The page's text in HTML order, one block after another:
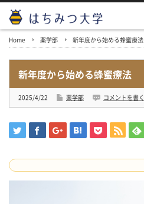
Home 薬学部 新年度から始める蜂蜜療法
新年度から始める蜂蜜療法
2025/4/22 薬学部 コメントを書く